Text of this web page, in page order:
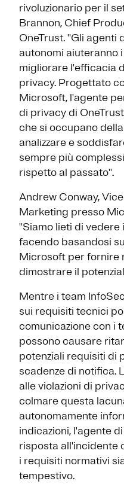
rivoluzionario per il
Brannon, Chief
OneTrust. ''Gli agenti
autonomi aiuteranno
migliorare l'efficacia
privacy. Progettato
Microsoft, l'agente
di privacy di
che si occupano
analizzare e
sempre più
rispetto al passato''.
Andrew Conway,
Marketing presso
''Siamo lieti di vedere
facendo basandosi
Microsoft per fornire
dimostrare il
Mentre i team
sui requisiti tecnici
comunicazione con i
possono causare
potenziali requisiti di
scadenze di notifica.
alle violazioni di
colmare questa
autonomamente
indicazioni, l'agente
risposta all'incidente
i requisiti normativi
tempestivo.